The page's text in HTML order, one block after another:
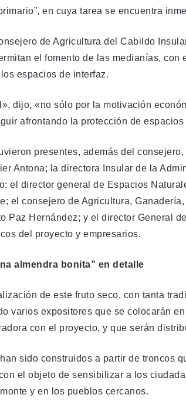
en cuya tarea se encuentra
de Agricultura del Cabildo
el fomento de las medianías,
espacios de interfaz.
dijo, «no sólo por la motivación
afrontando la protección de
presentes, además del
Antona; la directora Insular de la
el director general de Espacios
el consejero de Agricultura,
Paz Hernández; y el director General
del proyecto y empresarios.
almendra bonita” en detalle
de este fruto seco, con tanta
varios expositores que se colocarán
con el proyecto, y que serán
sido construidos a partir de troncos
el objeto de sensibilizar a los
y en los pueblos cercanos.